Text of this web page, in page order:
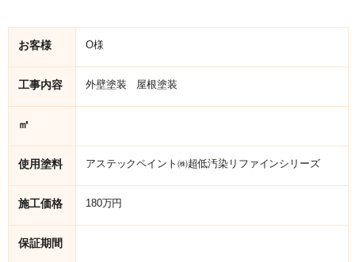
お客様 O様
工事内容 外壁塗装 屋根塗装
㎡
使用塗料 アステックペイント㈱超低汚染リファインシリーズ
施工価格 180万円
保証期間